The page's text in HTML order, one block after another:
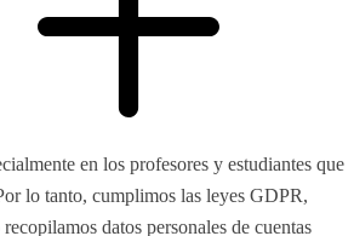
en los profesores y estudiantes que
lo tanto, cumplimos las leyes GDPR,
datos personales de cuentas